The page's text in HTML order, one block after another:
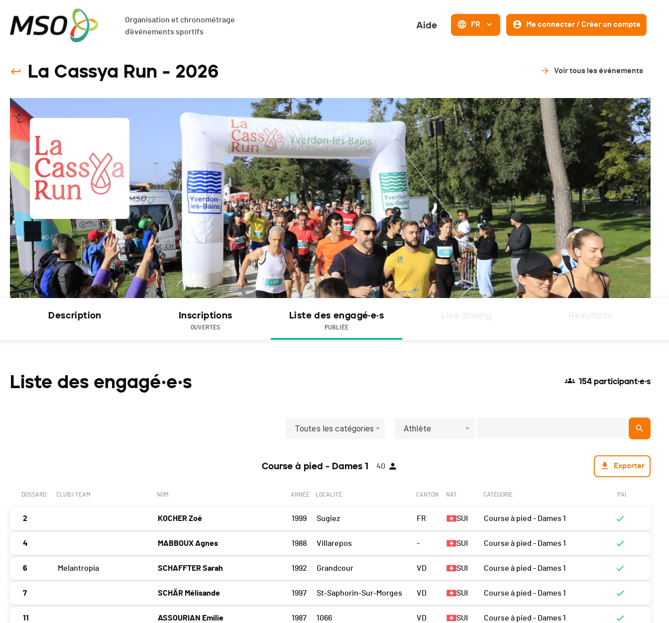
Organisation et chronométrage
d'événements sportifs
Aide FR Me connecter / Créer un compte
La Cassya Run - 2026 Voir tous les événements
Description Inscriptions
OUVERTES
Liste des engagé·e·s
PUBLIÉE
Liste des engagé·e·s 154 participant·e·s
Toutes les catégories Athlète
Course à pied - Dames 1 40 Exporter
DOSSARD CLUB / TEAM NOM ANNÉE LOCALITÉ CANTON NAT. CATÉGORIE PAI.
2 KOCHER Zoé 1999 Sugiez FR SUI Course à pied - Dames 1
4 MABBOUX Agnes 1988 Villarepos - SUI Course à pied - Dames 1
6 Melantropia SCHAFFTER Sarah 1992 Grandcour VD SUI Course à pied - Dames 1
7 SCHÄR Mélisande 1997 St-Saphorin-Sur-Morges VD SUI Course à pied - Dames 1
11 ASSOURIAN Emilie 1987 1066 VD SUI Course à pied - Dames 1